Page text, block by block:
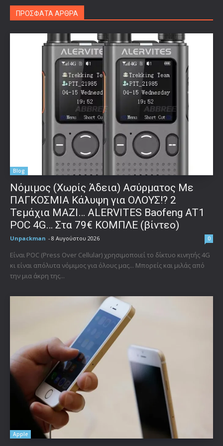
ΠΡΟΣΦΑΤΑ ΑΡΘΡΑ
Blog
Νόμιμος (Χωρίς Άδεια) Ασύρματος Με
ΠΑΓΚΟΣΜΙΑ Κάλυψη για ΟΛΟΥΣ!? 2
Τεμάχια ΜΑΖΙ… ALERVITES Baofeng AT1
POC 4G… Στα 79€ ΚΟΜΠΛΕ (βίντεο)
Unpackman - 8 Αυγούστου 2026 0
Είναι POC (Press Over Cellular) χρησιμοποιεί το δίκτυο κινητής 4G
κι είναι απόλυτα νόμιμος για όλους μας... Μπορείς και μιλάς από
την μια άκρη της...
Apple